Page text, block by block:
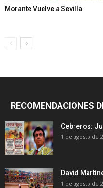
Morante Vuelve a Sevilla
RECOMENDACIONES
Cebreros:
1 de agosto de
David
1 de agosto de